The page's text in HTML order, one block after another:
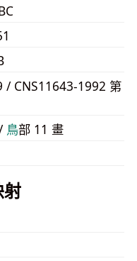
/ CNS11643-1992 第
⿃部 11 畫